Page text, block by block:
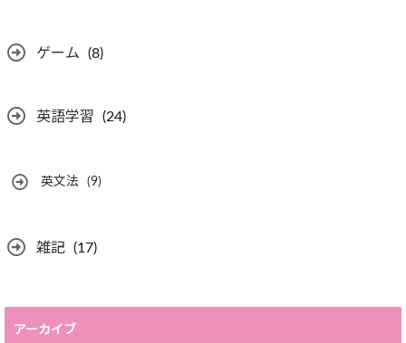
ゲーム (8)
英語学習 (24)
英文法 (9)
雑記 (17)
アーカイブ